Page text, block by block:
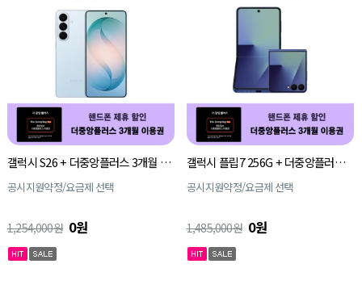
갤럭시 S26 + 더중앙플러스 3개월 이용권
공시지원약정/요금제 선택
1,254,000원 0원
갤럭시 플립7 256G + 더중앙플러스 3개월 이용권
공시지원약정/요금제 선택
1,485,000원 0원